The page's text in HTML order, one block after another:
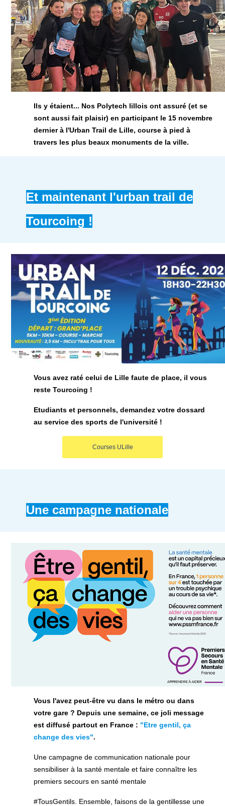
Ils y étaient... Nos Polytech lillois ont assuré (et se
sont aussi fait plaisir) en participant le 15 novembre
dernier à l'Urban Trail de Lille, course à pied à
travers les plus beaux monuments de la ville.
Et maintenant l'urban trail de
Tourcoing !
Vous avez raté celui de Lille faute de place, il vous
reste Tourcoing !
Etudiants et personnels, demandez votre dossard
au service des sports de l'université !
Courses ULille
Une campagne nationale
Vous l'avez peut-être vu dans le métro ou dans
votre gare ? Depuis une semaine, ce joli message
est diffusé partout en France : "Etre gentil, ça
change des vies".
Une campagne de communication nationale pour
sensibiliser à la santé mentale et faire connaître les
premiers secours en santé mentale
#TousGentils. Ensemble, faisons de la gentillesse une